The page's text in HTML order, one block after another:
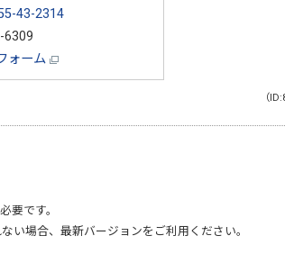
43-2314
6309
ォーム
（
要です。
い場合、最新バージョンをご利用ください。